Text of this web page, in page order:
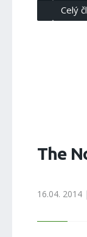
Celý
The
16.04. 2014